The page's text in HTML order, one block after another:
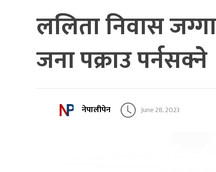
ललिता निवास
जना पक्राउ पर्नसक्ने
नेपालीपेन June 28, 2023